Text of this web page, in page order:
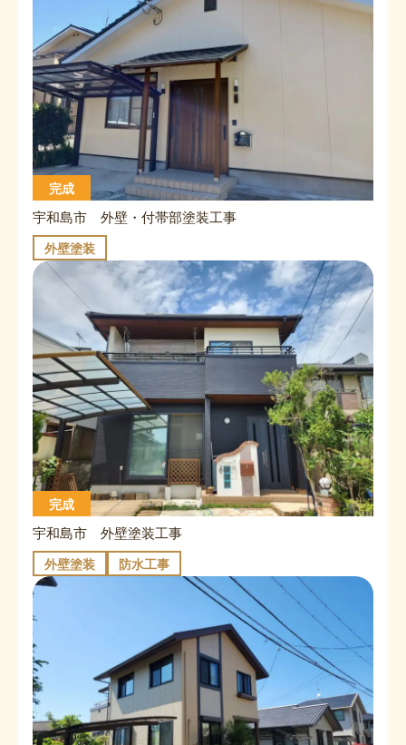
完成
宇和島市 外壁・付帯部塗装工事
外壁塗装
完成
宇和島市 外壁塗装工事
外壁塗装 防水工事